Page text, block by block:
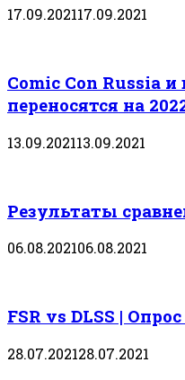
17.09.202117.09.2021
Comic Con Russia
переносятся на
13.09.202113.09.2021
Результаты
06.08.202106.08.2021
FSR vs DLSS |
28.07.202128.07.2021